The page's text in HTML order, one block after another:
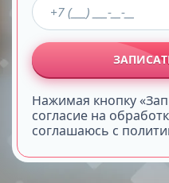
Нажимая кнопку
согласие на
соглашаюсь с